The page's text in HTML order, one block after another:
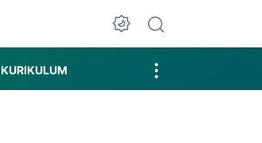
Dark Mode
KURIKULUM